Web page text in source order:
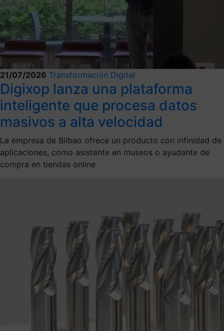
21/07/2026 Transformación Digital
Digixop lanza una plataforma
inteligente que procesa datos
masivos a alta velocidad
La empresa de Bilbao ofrece un producto con infinidad de
aplicaciones, como asistente en museos o ayudante de
compra en tiendas online